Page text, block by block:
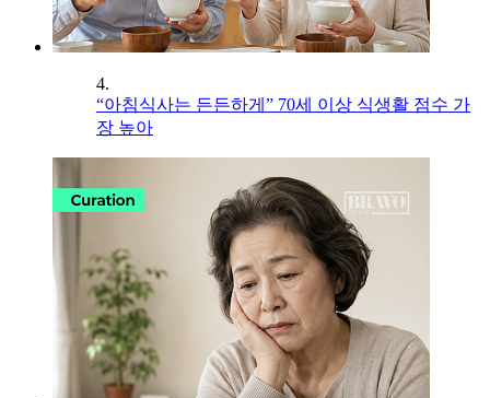
4.
“아침식사는 든든하게” 70세 이상 식생활 점수 가
장 높아